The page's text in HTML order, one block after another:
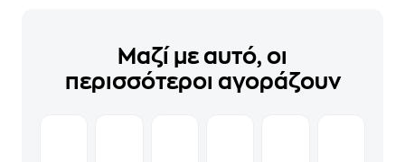
Μαζί με αυτό, οι
περισσότεροι αγοράζουν